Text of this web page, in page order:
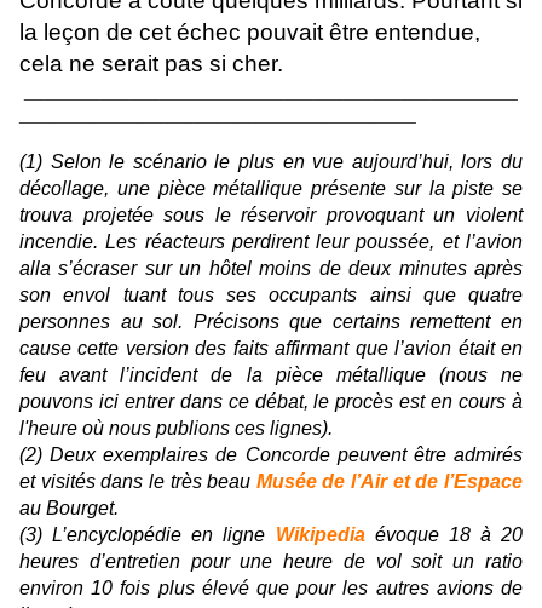
la leçon de cet échec pouvait être entendue,
cela ne serait pas si cher.
(1) Selon le scénario le plus en vue aujourd’hui, lors du
décollage, une pièce métallique présente sur la piste se
trouva projetée sous le réservoir provoquant un violent
incendie. Les réacteurs perdirent leur poussée, et l’avion
alla s’écraser sur un hôtel moins de deux minutes après
son envol tuant tous ses occupants ainsi que quatre
personnes au sol. Précisons que certains remettent en
cause cette version des faits affirmant que l’avion était en
feu avant l’incident de la pièce métallique (nous ne
pouvons ici entrer dans ce débat, le procès est en cours à
l'heure où nous publions ces lignes).
(2) Deux exemplaires de Concorde peuvent être admirés
et visités dans le très beau Musée de l’Air et de l’Espace
au Bourget.
(3) L’encyclopédie en ligne Wikipediaévoque 18 à 20
heures d’entretien pour une heure de vol soit un ratio
environ 10 fois plus élevé que pour les autres avions de